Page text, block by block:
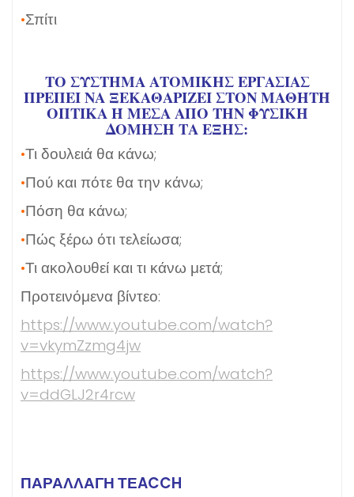
•Σπίτι
ΤΟ ΣΎΣΤΗΜΑ ΑΤΟΜΙΚΉΣ ΕΡΓΑΣΊΑΣ
ΠΡΈΠΕΙ ΝΑ ΞΕΚΑΘΑΡΊΖΕΙ ΣΤΟΝ ΜΑΘΗΤΉ
ΟΠΤΙΚΆ Ή ΜΈΣΑ ΑΠΌ ΤΗΝ ΦΥΣΙΚΉ Δ
ΌΜΗΣΗ ΤΑ ΕΞΉΣ:
•Τι δουλειά θα κάνω;
•Πού και πότε θα την κάνω;
•Πόση θα κάνω;
•Πώς ξέρω ότι τελείωσα;
•Τι ακολουθεί και τι κάνω μετά;
Προτεινόμενα βίντεο:
https://www.youtube.com/watch?
v=vkymZzmg4jw
https://www.youtube.com/watch?
v=ddGLJ2r4rcw
ΠΑΡΑΛΛΑΓΗ ΤΕACCH